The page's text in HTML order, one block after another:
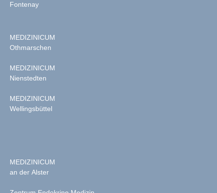
Fontenay
MEDIZINICUM
Othmarschen
MEDIZINICUM
Nienstedten
MEDIZINICUM
Wellingsbüttel
MEDIZINICUM
an der Alster